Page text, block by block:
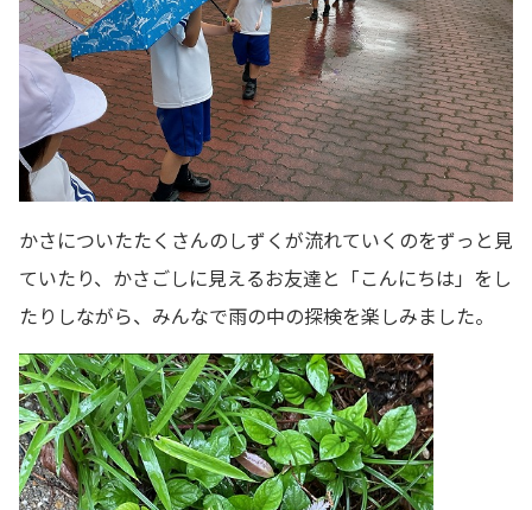
かさについたたくさんのしずくが流れていくのをずっと見
ていたり、かさごしに見えるお友達と「こんにちは」をし
たりしながら、みんなで雨の中の探検を楽しみました。